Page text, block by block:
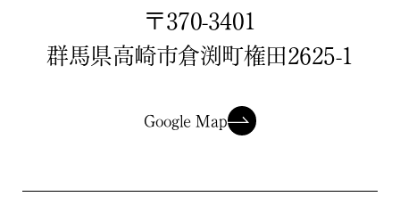
〒370-3401
群馬県高崎市倉渕町権田2625-1
Google Map